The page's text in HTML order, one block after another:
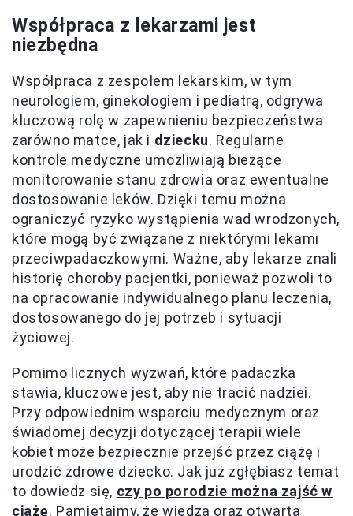
Współpraca z lekarzami jest
niezbędna
Współpraca z zespołem lekarskim, w tym
neurologiem, ginekologiem i pediatrą, odgrywa
kluczową rolę w zapewnieniu bezpieczeństwa
zarówno matce, jak i dziecku. Regularne
kontrole medyczne umożliwiają bieżące
monitorowanie stanu zdrowia oraz ewentualne
dostosowanie leków. Dzięki temu można
ograniczyć ryzyko wystąpienia wad wrodzonych,
które mogą być związane z niektórymi lekami
przeciwpadaczkowymi. Ważne, aby lekarze znali
historię choroby pacjentki, ponieważ pozwoli to
na opracowanie indywidualnego planu leczenia,
dostosowanego do jej potrzeb i sytuacji
życiowej.
Pomimo licznych wyzwań, które padaczka
stawia, kluczowe jest, aby nie tracić nadziei.
Przy odpowiednim wsparciu medycznym oraz
świadomej decyzji dotyczącej terapii wiele
kobiet może bezpiecznie przejść przez ciążę i
urodzić zdrowe dziecko. Jak już zgłębiasz temat
to dowiedz się, czy po porodzie można zajść w
ciążę. Pamiętajmy, że wiedza oraz otwarta